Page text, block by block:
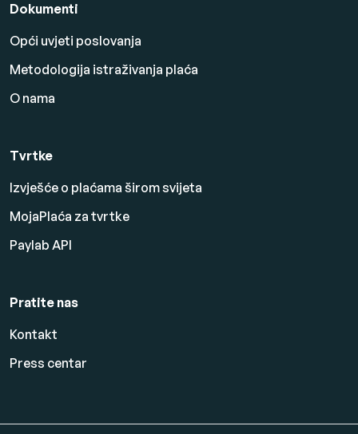
Dokumenti
Opći uvjeti poslovanja
Metodologija istraživanja plaća
O nama
Tvrtke
Izvješće o plaćama širom svijeta
MojaPlaća za tvrtke
Paylab API
Pratite nas
Kontakt
Press centar